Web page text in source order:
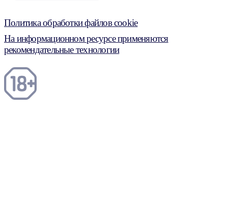
Политика обработки файлов cookie
На информационном ресурсе применяются
рекомендательные технологии